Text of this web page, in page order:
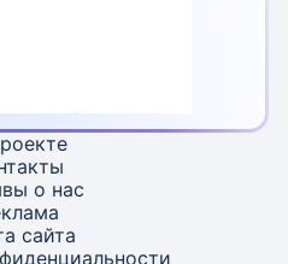
о нас
сайта